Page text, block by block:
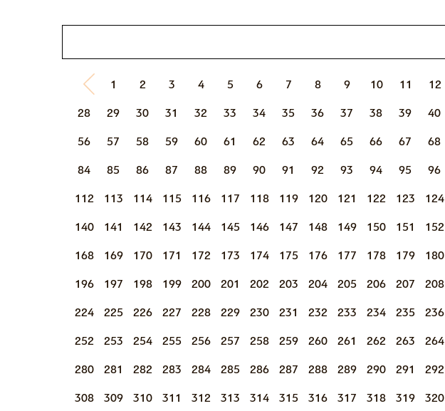
1 2 3 4 5 6 7 8 9 10 11 12
28 29 30 31 32 33 34 35 36 37 38 39 40
56 57 58 59 60 61 62 63 64 65 66 67 68
84 85 86 87 88 89 90 91 92 93 94 95 96
112 113 114 115 116 117 118 119 120 121 122 123 124
140 141 142 143 144 145 146 147 148 149 150 151 152
168 169 170 171 172 173 174 175 176 177 178 179 180
196 197 198 199 200 201 202 203 204 205 206 207 208
224 225 226 227 228 229 230 231 232 233 234 235 236
252 253 254 255 256 257 258 259 260 261 262 263 264
280 281 282 283 284 285 286 287 288 289 290 291 292
308 309 310 311 312 313 314 315 316 317 318 319 320